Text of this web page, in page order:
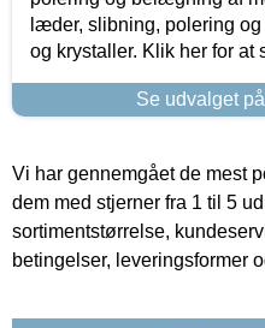
læder, slibning, polering
og krystaller. Klik her for at
Se udvalget
Vi har gennemgået de mest
dem med stjerner fra 1 til 5
sortimentstørrelse,
betingelser, leveringsformer